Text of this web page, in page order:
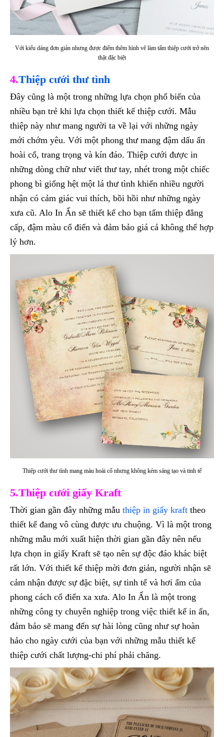
Với kiểu dáng đơn giản nhưng được điểm thêm hình vẽ làm tấm thiệp cưới trở nên
thật đặc biệt
4.Thiệp cưới thư tình
Đây cũng là một trong những lựa chọn phổ biến của
nhiều bạn trẻ khi lựa chọn thiết kế thiệp cưới. Mẫu
thiệp này như mang người ta về lại với những ngày
mới chớm yêu. Với một phong thư mang đậm dấu ấn
hoài cổ, trang trọng và kín đáo. Thiệp cưới được in
những dòng chữ như viết thư tay, nhét trong một chiếc
phong bì giống hệt một lá thư tình khiến nhiều người
nhận có cảm giác vui thích, bồi hồi như những ngày
xưa cũ. Alo In Ấn sẽ thiết kế cho bạn tấm thiệp đẳng
cấp, đậm màu cổ điển và đảm bảo giá cả không thể hợp
lý hơn.
Thiệp cưới thư tình mang màu hoài cổ nhưng không kém sáng tạo và tinh tế
5.Thiệp cưới giấy Kraft
Thời gian gần đây những mẫu thiệp in giấy kraft theo
thiết kế đang vô cùng được ưu chuộng. Vì là một trong
những mẫu mới xuất hiện thời gian gần đây nên nếu
lựa chọn in giấy Kraft sẽ tạo nên sự độc đáo khác biệt
rất lớn. Với thiết kế thiệp mời đơn giản, người nhận sẽ
cảm nhận được sự đặc biệt, sự tinh tế và hơi ấm của
phong cách cổ điển xa xưa. Alo In Ấn là một trong
những công ty chuyên nghiệp trong việc thiết kế in ấn,
đảm bảo sẽ mang đến sự hài lòng cũng như sự hoàn
hảo cho ngày cưới của bạn với những mẫu thiết kế
thiệp cưới chất lượng-chi phí phải chăng.